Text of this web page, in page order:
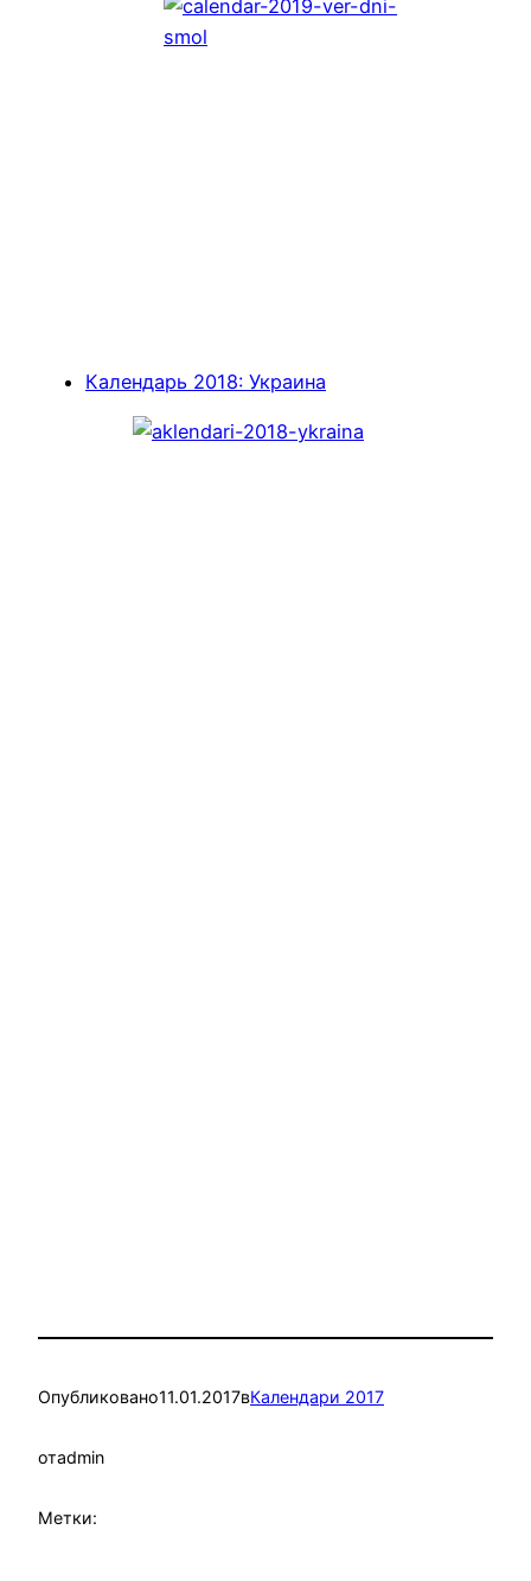
Календарь 2018: Украина
Опубликовано11.01.2017вКалендари 2017
отadmin
Метки: